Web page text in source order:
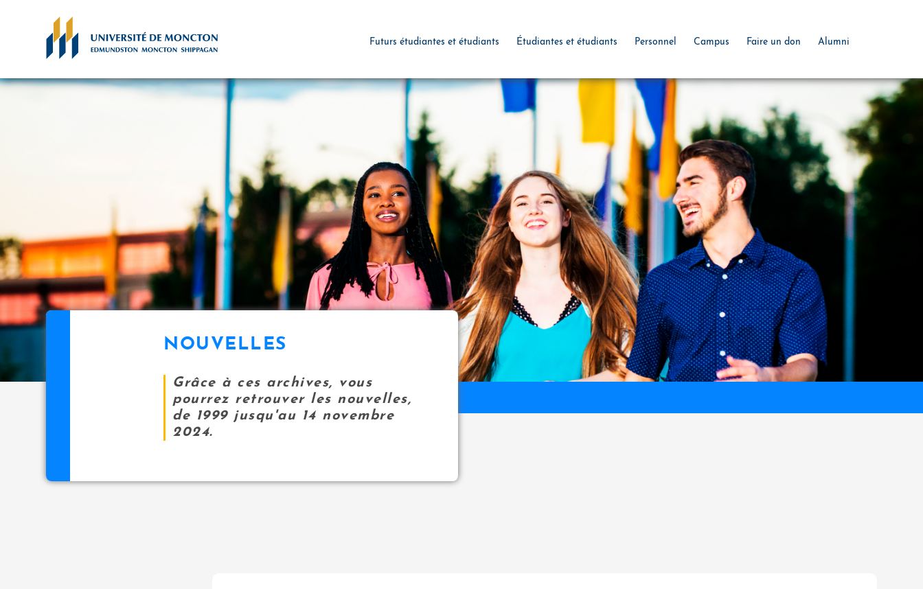
Futurs étudiantes et étudiants Étudiantes et étudiants Personnel Campus Faire un don Alumni
NOUVELLES
Grâce à ces archives, vous
pourrez retrouver les nouvelles,
de 1999 jusqu'au 14 novembre
2024.